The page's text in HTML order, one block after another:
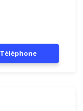
Téléphone